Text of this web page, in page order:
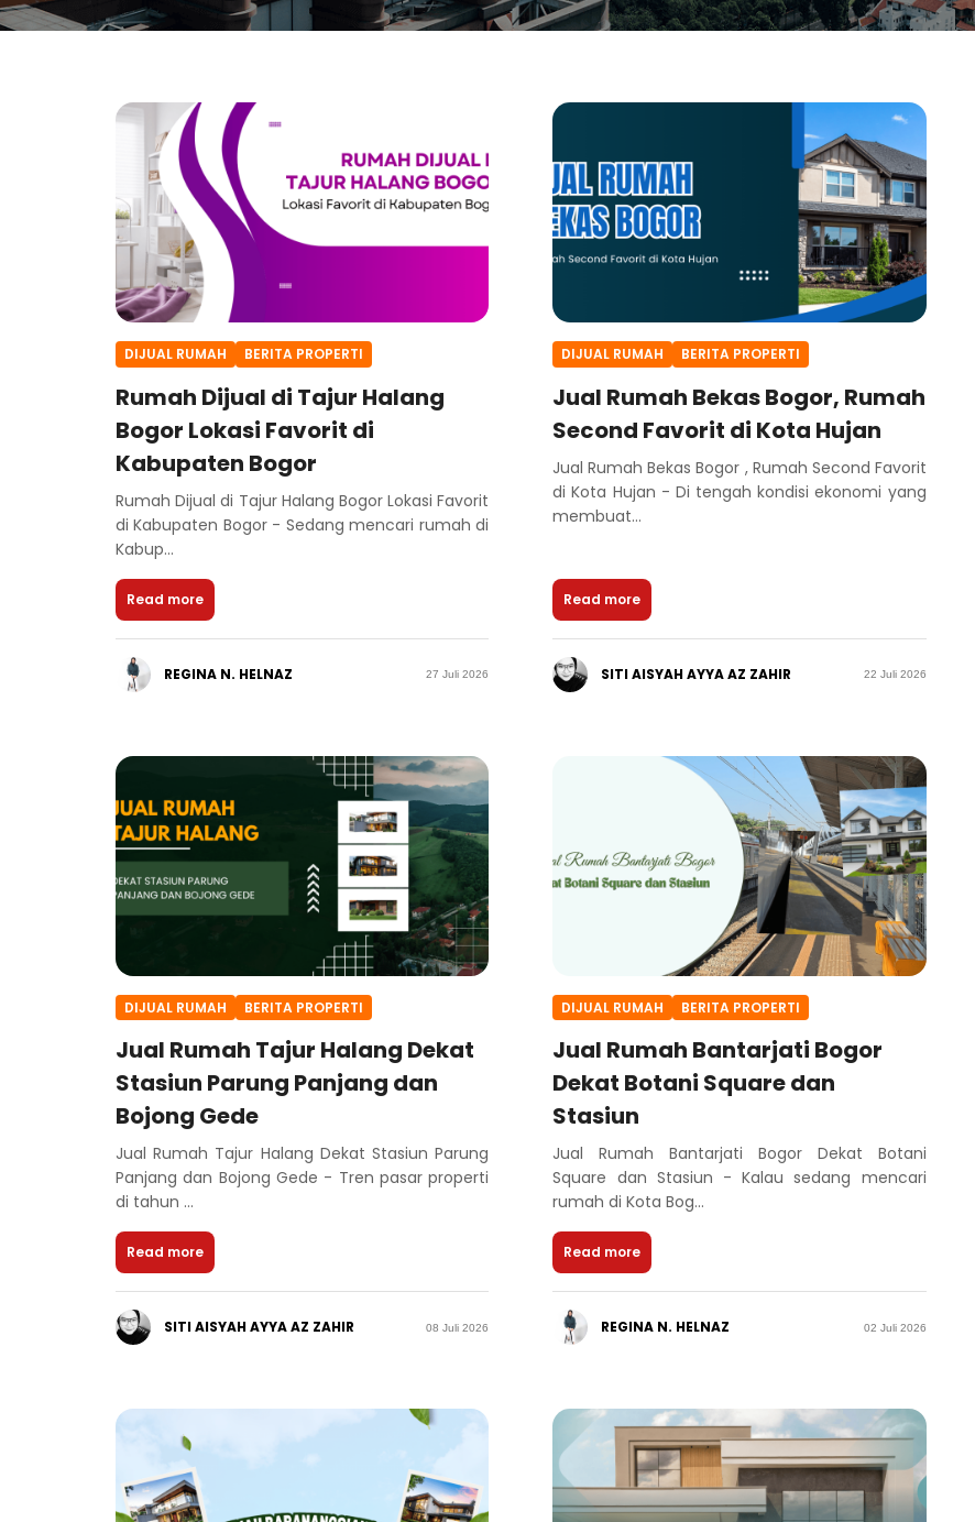
DIJUAL RUMAH BERITA PROPERTI
Rumah Dijual di Tajur Halang
Bogor Lokasi Favorit di
Kabupaten Bogor
Rumah Dijual di Tajur Halang Bogor Lokasi Favorit
di Kabupaten Bogor - Sedang mencari rumah di
Kabup...
Read more
REGINA N. HELNAZ 27 Juli 2026
DIJUAL RUMAH BERITA PROPERTI
Jual Rumah Bekas Bogor, Rumah
Second Favorit di Kota Hujan
Jual Rumah Bekas Bogor , Rumah Second Favorit
di Kota Hujan - Di tengah kondisi ekonomi yang
membuat...
Read more
SITI AISYAH AYYA AZ ZAHIR 22 Juli 2026
DIJUAL RUMAH BERITA PROPERTI
Jual Rumah Tajur Halang Dekat
Stasiun Parung Panjang dan
Bojong Gede
Jual Rumah Tajur Halang Dekat Stasiun Parung
Panjang dan Bojong Gede - Tren pasar properti
di tahun ...
Read more
SITI AISYAH AYYA AZ ZAHIR 08 Juli 2026
DIJUAL RUMAH BERITA PROPERTI
Jual Rumah Bantarjati Bogor
Dekat Botani Square dan
Stasiun
Jual Rumah Bantarjati Bogor Dekat Botani
Square dan Stasiun - Kalau sedang mencari
rumah di Kota Bog...
Read more
REGINA N. HELNAZ 02 Juli 2026